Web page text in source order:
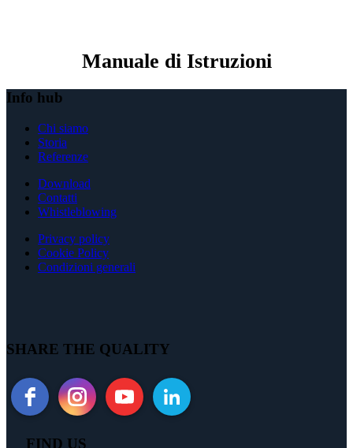
Manuale di Istruzioni
Info hub
Chi siamo
Storia
Referenze
Download
Contatti
Whistleblowing
Privacy policy
Cookie Policy
Condizioni generali
SHARE THE QUALITY
FIND US